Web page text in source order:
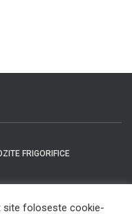
FRIGORIFICE
site foloseste cookie-